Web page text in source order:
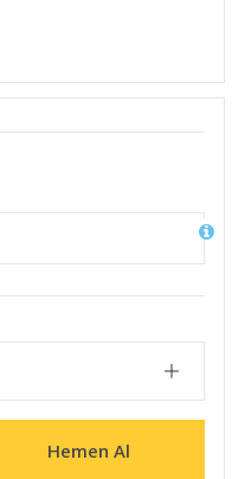
Hemen Al